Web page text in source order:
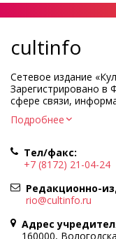
cultinfo
Сетевое издание
Зарегистрировано в
сфере связи,
Регистрационный
Учредитель КУ ВО
культуры»
Адрес учредителя и
Вологда, ул. Марии
Главный редактор —
Политика в
Подробнее
Тел/факс:
+7 (8172) 21-04-24
Редакционно-
rio@cultinfo.ru
Адрес
160000,